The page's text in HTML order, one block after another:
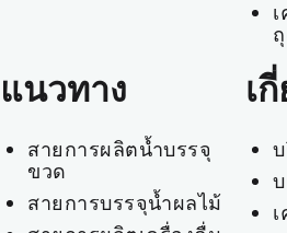
แนวทาง
สายการผลิตน้ำบรรจุ
ขวด
สายการบรรจุน้ำผลไม้
เ